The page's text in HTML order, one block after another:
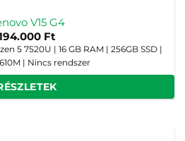
V15 G4
Ft
5 7520U | 16 GB RAM | 256GB SSD |
| Nincs rendszer